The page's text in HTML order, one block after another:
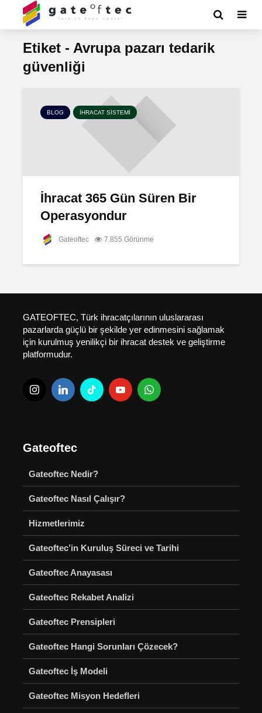
Etiket - Avrupa pazarı tedarik
güvenliği
BLOG İHRACAT SISTEMI
İhracat 365 Gün Süren Bir
Operasyondur
Gateoftec 7.855 Görünme
GATEOFTEC, Türk ihracatçılarının uluslararası
pazarlarda güçlü bir şekilde yer edinmesini sağlamak
için kurulmuş yenilikçi bir ihracat destek ve geliştirme
platformudur.
Gateoftec
Gateoftec Nedir?
Gateoftec Nasıl Çalışır?
Hizmetlerimiz
Gateoftec’in Kuruluş Süreci ve Tarihi
Gateoftec Anayasası
Gateoftec Rekabet Analizi
Gateoftec Prensipleri
Gateoftec Hangi Sorunları Çözecek?
Gateoftec İş Modeli
Gateoftec Misyon Hedefleri